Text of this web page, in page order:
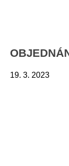
19. 3. 2023